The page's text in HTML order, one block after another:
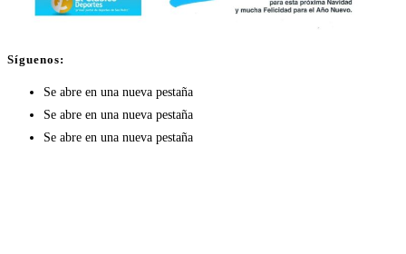
Síguenos:
Se abre en una nueva pestaña
Se abre en una nueva pestaña
Se abre en una nueva pestaña